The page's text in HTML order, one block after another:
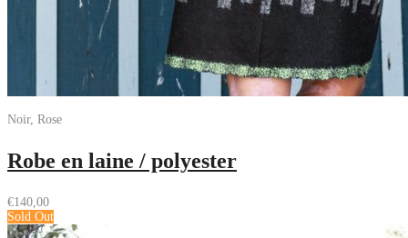
Noir, Rose
Robe en laine / polyester
€140,00
Sold Out